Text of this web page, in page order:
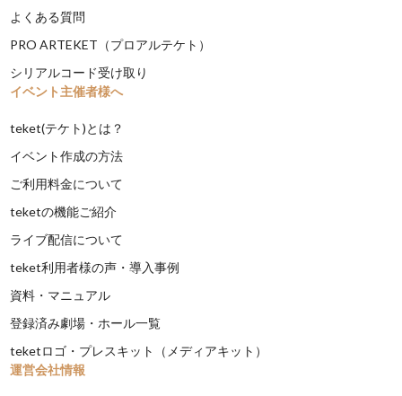
よくある質問
PRO ARTEKET（プロアルテケト）
シリアルコード受け取り
イベント主催者様へ
teket(テケト)とは？
イベント作成の方法
ご利用料金について
teketの機能ご紹介
ライブ配信について
teket利用者様の声・導入事例
資料・マニュアル
登録済み劇場・ホール一覧
teketロゴ・プレスキット（メディアキット）
運営会社情報